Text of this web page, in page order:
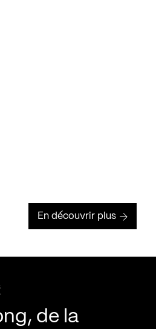
En découvrir plus
de la